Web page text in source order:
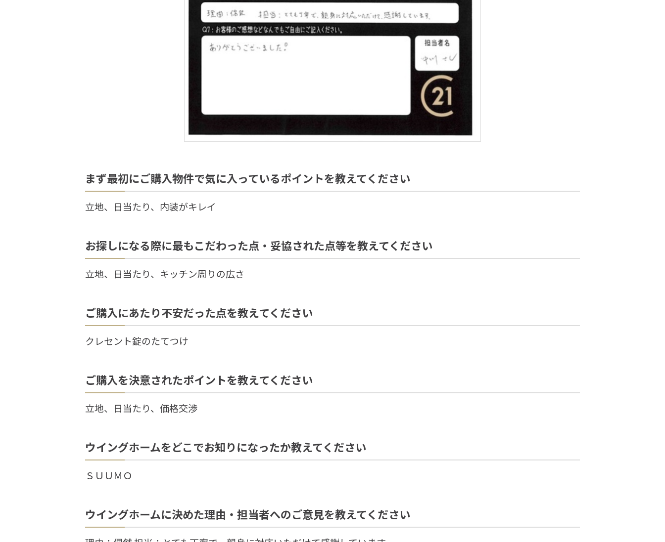
まず最初にご購入物件で気に入っているポイントを教えてください
立地、日当たり、内装がキレイ
お探しになる際に最もこだわった点・妥協された点等を教えてください
立地、日当たり、キッチン周りの広さ
ご購入にあたり不安だった点を教えてください
クレセント錠のたてつけ
ご購入を決意されたポイントを教えてください
立地、日当たり、価格交渉
ウイングホームをどこでお知りになったか教えてください
ＳＵＵＭＯ
ウイングホームに決めた理由・担当者へのご意見を教えてください